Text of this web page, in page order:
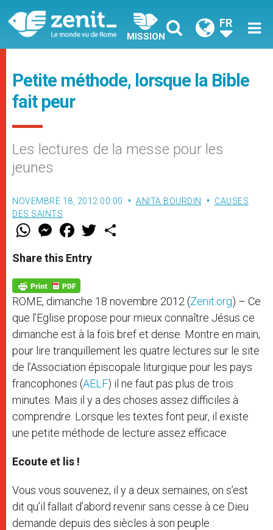
MISSION
FR
Petite méthode, lorsque la Bible
fait peur
Les lectures de la messe pour les
jeunes
NOVEMBRE 18, 2012 00:00 ANITA BOURDIN
CAUSES
DES SAINTS
W
t
s
p
p
M
e
s
e
g
e
r
F
a
e
b
o
k
w
Share this Entry
ROME, dimanche 18 novembre 2012 (Zenit.org) – Ce
que l’Eglise propose pour mieux connaître Jésus ce
dimanche est à la fois bref et dense. Montre en main,
pour lire tranquillement les quatre lectures sur le site
de l’Association épiscopale liturgique pour les pays
francophones (AELF) il ne faut pas plus de trois
minutes. Mais il y a des choses assez difficiles à
comprendre. Lorsque les textes font peur, il existe
une petite méthode de lecture assez efficace.
Ecoute et lis !
Vous vous souvenez, il y a deux semaines, on s’est
dit qu’il fallait d’abord revenir sans cesse à ce Dieu
demande depuis des siècles à son peuple :